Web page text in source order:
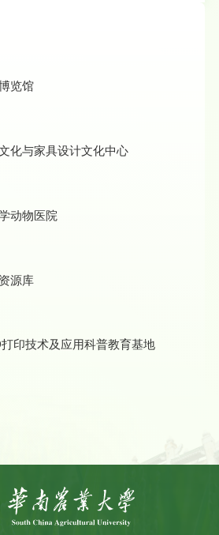
览馆
化与家具设计文化中心
动物医院
源库
印技术及应用科普教育基地